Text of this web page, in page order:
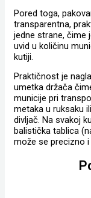
Pored toga,
transparentna,
jedne strane, čime
uvid u količinu
kutiji.
Praktičnost je
umetka držača
municije pri
metaka u ruksaku
divljač. Na svakoj
balistička tablica
može se precizno